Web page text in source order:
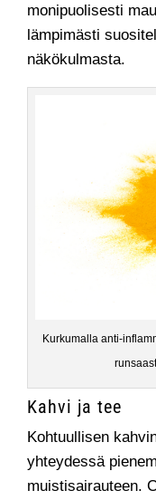
monipuolisesti
lämpimästi
näkökulmasta.
Kurkumalla anti-
Kahvi ja tee
Kohtuullisen
yhteydessä
muistisairauteen.